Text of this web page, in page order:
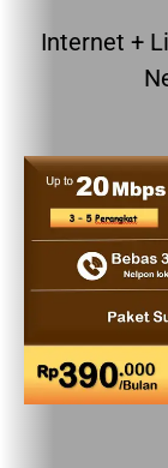
Internet +